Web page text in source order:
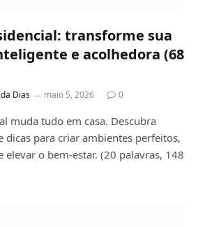
transforme sua
e acolhedora (68
Dias maio 5, 2026 0
muda tudo em casa. Descubra
dicas para criar ambientes perfeitos,
elevar o bem-estar. (20 palavras, 148